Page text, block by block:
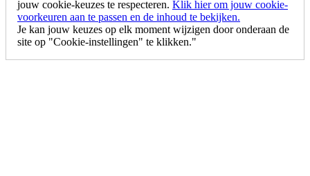
jouw cookie-keuzes te respecteren. Klik hier om jouw cookie-
voorkeuren aan te passen en de inhoud te bekijken.
Je kan jouw keuzes op elk moment wijzigen door onderaan de
site op "Cookie-instellingen" te klikken."